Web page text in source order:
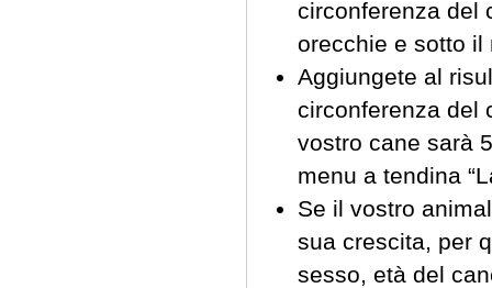
circonferenza del
orecchie e sotto il
Aggiungete al
circonferenza del
vostro cane sarà
menu a tendina
Se il vostro
sua crescita, per
sesso, età del